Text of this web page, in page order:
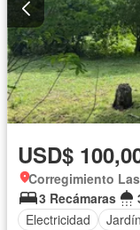
USD$
Corregimiento
3 Recámaras
Electricidad
Jardín